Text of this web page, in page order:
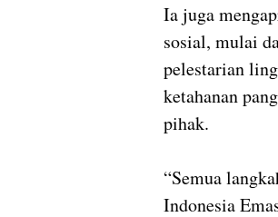
Ia juga
sosial, mulai
pelestarian
ketahanan
pihak.
“Semua
Indonesia